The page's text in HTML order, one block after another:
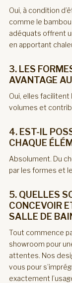
Oui, à condition
comme le
adéquats offrent
en apportant
3. LES
AVANTAGE
Oui, elles facilitent
volumes et
4. EST-IL
CHAQUE
Absolument. Du
par les formes et
5. QUELLES
CONCEVOIR
SALLE DE
Tout commence
showroom pour
attentes. Nos
vous pour
exactement